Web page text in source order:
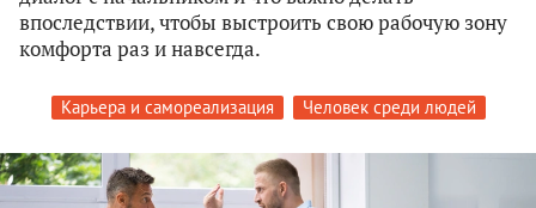
впоследствии, чтобы выстроить свою рабочую зону
комфорта раз и навсегда.
Карьера и самореализация Человек среди людей